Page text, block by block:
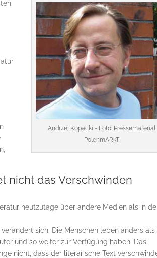
Andrzej Kopacki - Foto: Pressematerial
PolenmARkT
nicht das Verschwinden
heutzutage über andere Medien als in
sich. Die Menschen leben anders als
und so weiter zur Verfügung haben. Das
nicht, dass der literarische Text